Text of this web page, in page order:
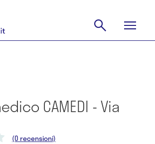
CAMEDI - Via
(0 recensioni)